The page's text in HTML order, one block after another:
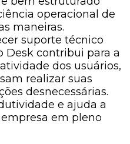
operacional de
maneiras.
suporte técnico
Desk contribui para a
dos usuários,
realizar suas
desnecessárias.
e ajuda a
em pleno